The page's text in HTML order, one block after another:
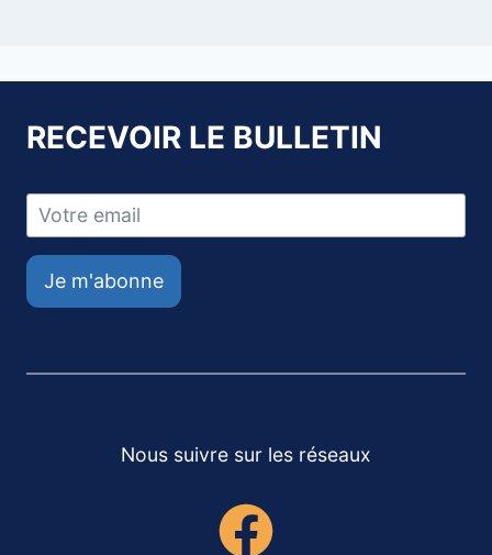
RECEVOIR LE BULLETIN
Je m'abonne
Nous suivre sur les réseaux